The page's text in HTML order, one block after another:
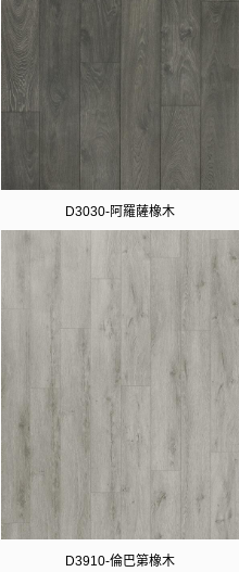
D3030-阿羅薩橡木
D3910-倫巴第橡木